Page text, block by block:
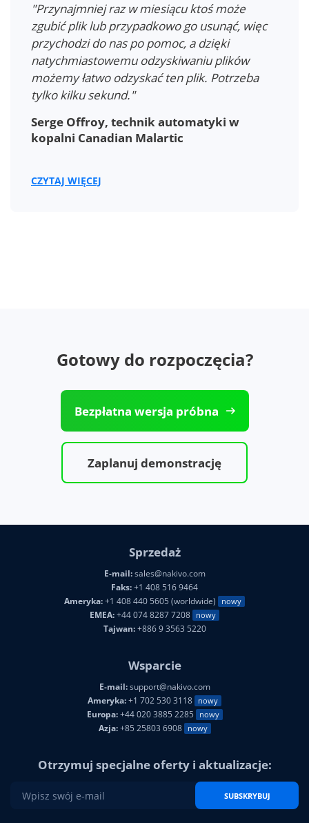
"Przynajmniej raz w miesiącu ktoś może
zgubić plik lub przypadkowo go usunąć, więc
przychodzi do nas po pomoc, a dzięki
natychmiastowemu odzyskiwaniu plików
możemy łatwo odzyskać ten plik. Potrzeba
tylko kilku sekund."
Serge Offroy, technik automatyki w
kopalni Canadian Malartic
CZYTAJ WIĘCEJ
Gotowy do rozpoczęcia?
Bezpłatna wersja próbna
Zaplanuj demonstrację
Sprzedaż
E-mail:sales@nakivo.com
Faks:+1 408 516 9464
Ameryka:+1 408 440 5605 (worldwide) nowy
EMEA:+44 074 8287 7208 nowy
Tajwan:+886 9 3563 5220
Wsparcie
E-mail:support@nakivo.com
Ameryka:+1 702 530 3118 nowy
Europa:+44 020 3885 2285 nowy
Azja:+85 25803 6908 nowy
Otrzymuj specjalne oferty i aktualizacje:
SUBSKRYBUJ